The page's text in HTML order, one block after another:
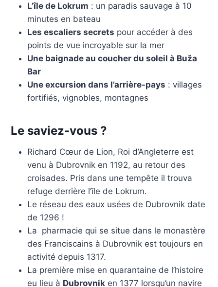
L’île de Lokrum : un paradis sauvage à 10
minutes en bateau
Les escaliers secrets pour accéder à des
points de vue incroyable sur la mer
Une baignade au coucher du soleil à Buža
Bar
Une excursion dans l’arrière-pays : villages
fortifiés, vignobles, montagnes
Le saviez-vous ?
Richard Cœur de Lion, Roi d’Angleterre est
venu à Dubrovnik en 1192, au retour des
croisades. Pris dans une tempête il trouva
refuge derrière l’île de Lokrum.
Le réseau des eaux usées de Dubrovnik date
de 1296 !
La pharmacie qui se situe dans le monastère
des Franciscains à Dubrovnik est toujours en
activité depuis 1317.
La première mise en quarantaine de l’histoire
eu lieu à Dubrovniken 1377 lorsqu’un navire